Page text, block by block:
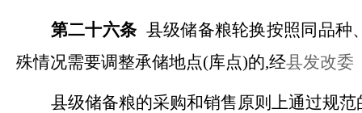
第二十六条 县级储备粮轮换按照同品种
殊情况需要调整承储地点(库点)的,经县发改委
县级储备粮的采购和销售原则上通过规